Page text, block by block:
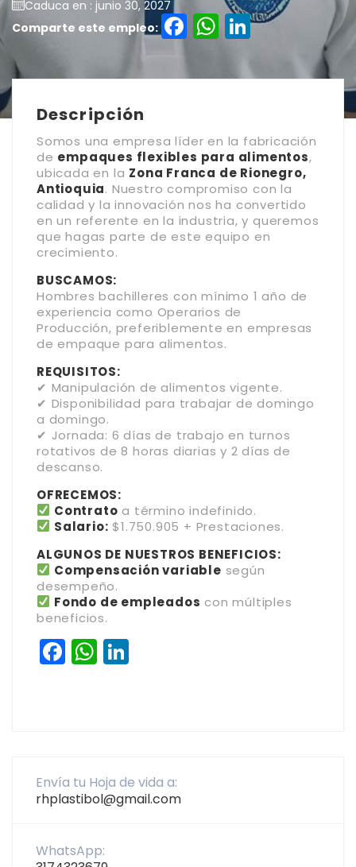
Caduca en : junio 30, 2027
Comparte este empleo:
Facebook
Descripción
Somos una empresa líder en la fabricación
de empaques flexibles para alimentos,
ubicada en la Zona Franca de Rionegro,
Antioquia. Nuestro compromiso con la
calidad y la innovación nos ha convertido
en un referente en la industria, y queremos
que hagas parte de este equipo en
crecimiento.
BUSCAMOS:
Hombres bachilleres con mínimo 1 año de
experiencia como Operarios de
Producción, preferiblemente en empresas
de empaque para alimentos.
REQUISITOS:
✔ Manipulación de alimentos vigente.
✔ Disponibilidad para trabajar de domingo
a domingo.
✔ Jornada: 6 días de trabajo en turnos
rotativos de 8 horas diarias y 2 días de
descanso.
OFRECEMOS:
Contrato a término indefinido.
Salario: $1.750.905 + Prestaciones.
ALGUNOS DE NUESTROS BENEFICIOS:
Compensación variable según
desempeño.
Fondo de empleados con múltiples
beneficios.
Facebook
WhatsApp
Envía tu Hoja de vida a:
rhplastibol@gmail.com
WhatsApp: